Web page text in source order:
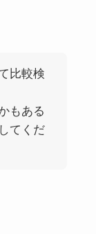
比較検
もある
てくだ